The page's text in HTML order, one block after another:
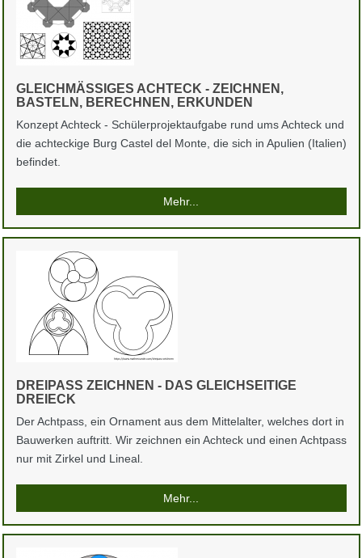
GLEICHMÄSSIGES ACHTECK - ZEICHNEN, B
ASTELN, BERECHNEN, ERKUNDEN
Konzept Achteck - Schülerprojektaufgabe rund ums Achteck und
die achteckige Burg Castel del Monte, die sich in Apulien (Italien)
befindet.
Mehr...
DREIPASS ZEICHNEN - DAS GLEICHSEITIGE
DREIECK
Der Achtpass, ein Ornament aus dem Mittelalter, welches dort in
Bauwerken auftritt. Wir zeichnen ein Achteck und einen Achtpass
nur mit Zirkel und Lineal.
Mehr...